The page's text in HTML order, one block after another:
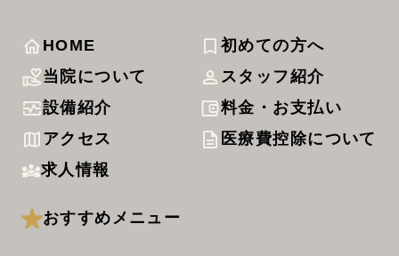
HOME
初めての方へ
当院について
スタッフ紹介
設備紹介
料金・お支払い
アクセス
医療費控除について
求人情報
おすすめメニュー